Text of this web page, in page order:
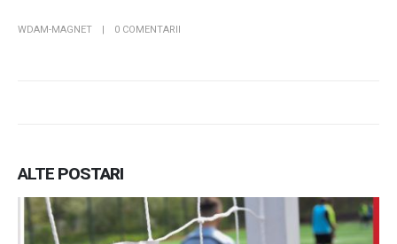
WDAM-MAGNET 0 COMENTARII
ALTE POSTARI